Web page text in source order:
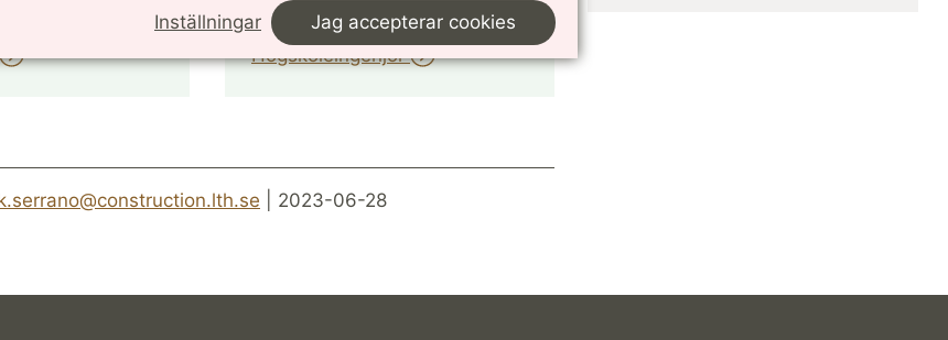
Inställningar Jag accepterar cookies
Högskoleingenjör
| 2023-06-28